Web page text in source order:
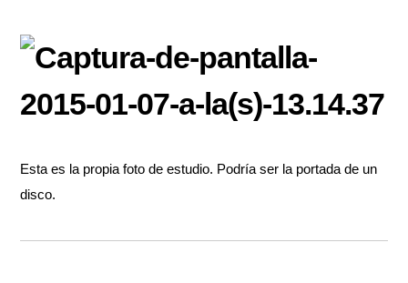
Esta es la propia foto de estudio. Podría ser la portada de un
disco.